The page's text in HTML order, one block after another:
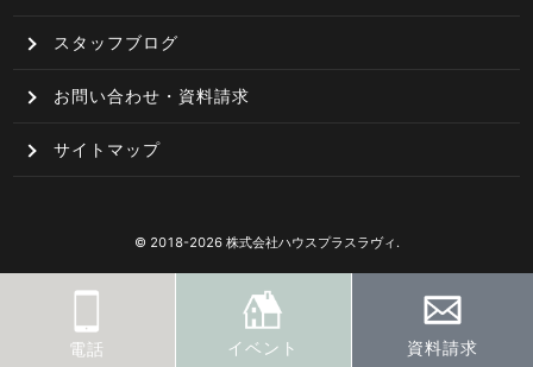
スタッフブログ
お問い合わせ・資料請求
サイトマップ
© 2018-2026 株式会社ハウスプラスラヴィ.
電話 イベント 資料請求